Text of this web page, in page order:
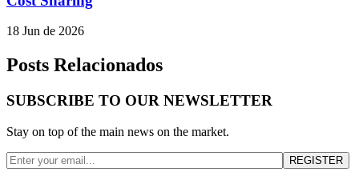
18 Jun de 2026
Posts Relacionados
SUBSCRIBE TO OUR NEWSLETTER
Stay on top of the main news on the market.